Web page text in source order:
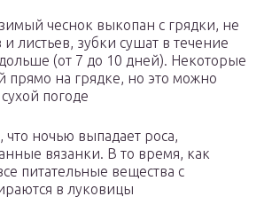
чеснок выкопан с грядки, не
листьев, зубки сушат в течение
(от 7 до 10 дней). Некоторые
прямо на грядке, но это можно
погоде
что ночью выпадает роса,
вязанки. В то время, как
питательные вещества с
в луковицы